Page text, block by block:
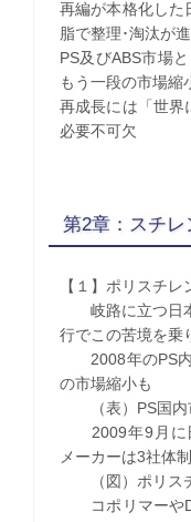
再編が本格化した
脂で整理･淘汰が
PS及びABS市場
もう一段の市場縮
再成長には「世界
必要不可欠
第2章：スチ
【１】ポリスチ
岐路に立つ日本
行でこの苦境を乗
2008年のPS内
の市場縮小も
（表）PS国内
2009年9月に
メーカーは3社体
（図）ポリス
コポリマーや